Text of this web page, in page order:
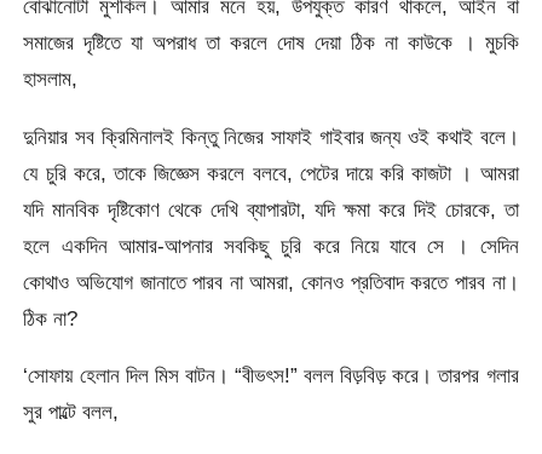
বোঝানোটা মুশকিল। আমার মনে হয়, উপযুক্ত কারণ থাকলে, আইন বা
সমাজের দৃষ্টিতে যা অপরাধ তা করলে দোষ দেয়া ঠিক না কাউকে । মুচকি
হাসলাম,
দুনিয়ার সব ক্রিমিনালই কিন্তু নিজের সাফাই গাইবার জন্য ওই কথাই বলে।
যে চুরি করে, তাকে জিজ্ঞেস করলে বলবে, পেটের দায়ে করি কাজটা । আমরা
যদি মানবিক দৃষ্টিকোণ থেকে দেখি ব্যাপারটা, যদি ক্ষমা করে দিই চোরকে, তা
হলে একদিন আমার-আপনার সবকিছু চুরি করে নিয়ে যাবে সে । সেদিন
কোথাও অভিযোগ জানাতে পারব না আমরা, কোনও প্রতিবাদ করতে পারব না।
ঠিক না?
‘সোফায় হেলান দিল মিস বাটন। “বীভৎস!” বলল বিড়বিড় করে। তারপর গলার
সুর পাল্টে বলল,